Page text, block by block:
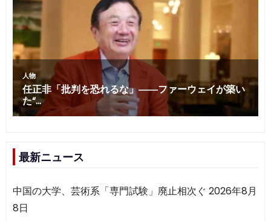
最新ニュース
中国の大学、芸術系「専門試験」廃止相次ぐ 2026年8月
8日